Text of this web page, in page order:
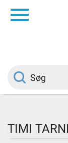
Borger
TIMI TARNI